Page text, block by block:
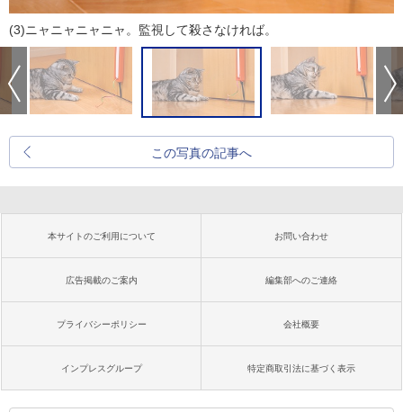
(3)ニャニャニャニャ。監視して殺さなければ。
この写真の記事へ
本サイトのご利用について お問い合わせ
広告掲載のご案内 編集部へのご連絡
プライバシーポリシー 会社概要
インプレスグループ 特定商取引法に基づく表示